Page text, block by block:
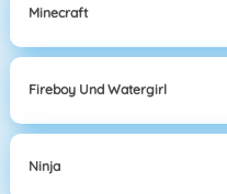
Minecraft
Fireboy Und Watergirl
Ninja